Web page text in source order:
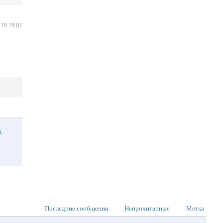
19:07
Последние сообщения Непрочитанные Метки